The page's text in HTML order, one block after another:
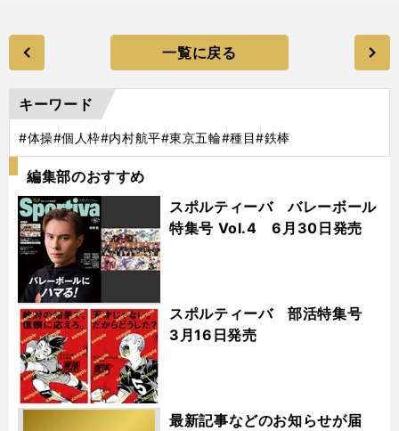
一覧に戻る
キーワード
#体操#個人枠#内村航平#東京五輪#種目#鉄棒
編集部のおすすめ
スポルティーバ バレーボール
特集号 Vol.4 6月30日発売
スポルティーバ 部活特集号
3月16日発売
最新記事などのお知らせが届